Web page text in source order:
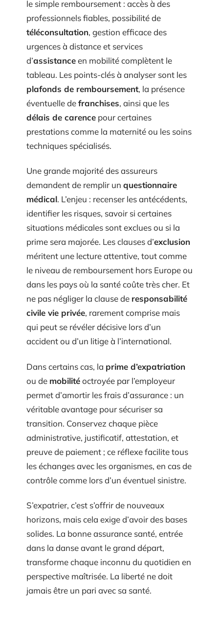
le simple remboursement : accès à des
professionnels fiables, possibilité de
téléconsultation, gestion efficace des
urgences à distance et services
d’assistanceen mobilité complètent le
tableau. Les points-clés à analyser sont les
plafonds de remboursement, la présence
éventuelle defranchises, ainsi que les
délais de carence pour certaines
prestations comme la maternité ou les soins
techniques spécialisés.
Une grande majorité des assureurs
demandent de remplir un questionnaire
médical. L’enjeu : recenser les antécédents,
identifier les risques, savoir si certaines
situations médicales sont exclues ou si la
prime sera majorée. Les clauses d’exclusion
méritent une lecture attentive, tout comme
le niveau de remboursement hors Europe ou
dans les pays où la santé coûte très cher. Et
ne pas négliger la clause de responsabilité
civile vie privée, rarement comprise mais
qui peut se révéler décisive lors d’un
accident ou d’un litige à l’international.
Dans certains cas, la prime d’expatriation
ou de mobilitéoctroyée par l’employeur
permet d’amortir les frais d’assurance : un
véritable avantage pour sécuriser sa
transition. Conservez chaque pièce
administrative, justificatif, attestation, et
preuve de paiement ; ce réflexe facilite tous
les échanges avec les organismes, en cas de
contrôle comme lors d’un éventuel sinistre.
S’expatrier, c’est s’offrir de nouveaux
horizons, mais cela exige d’avoir des bases
solides. La bonne assurance santé, entrée
dans la danse avant le grand départ,
transforme chaque inconnu du quotidien en
perspective maîtrisée. La liberté ne doit
jamais être un pari avec sa santé.